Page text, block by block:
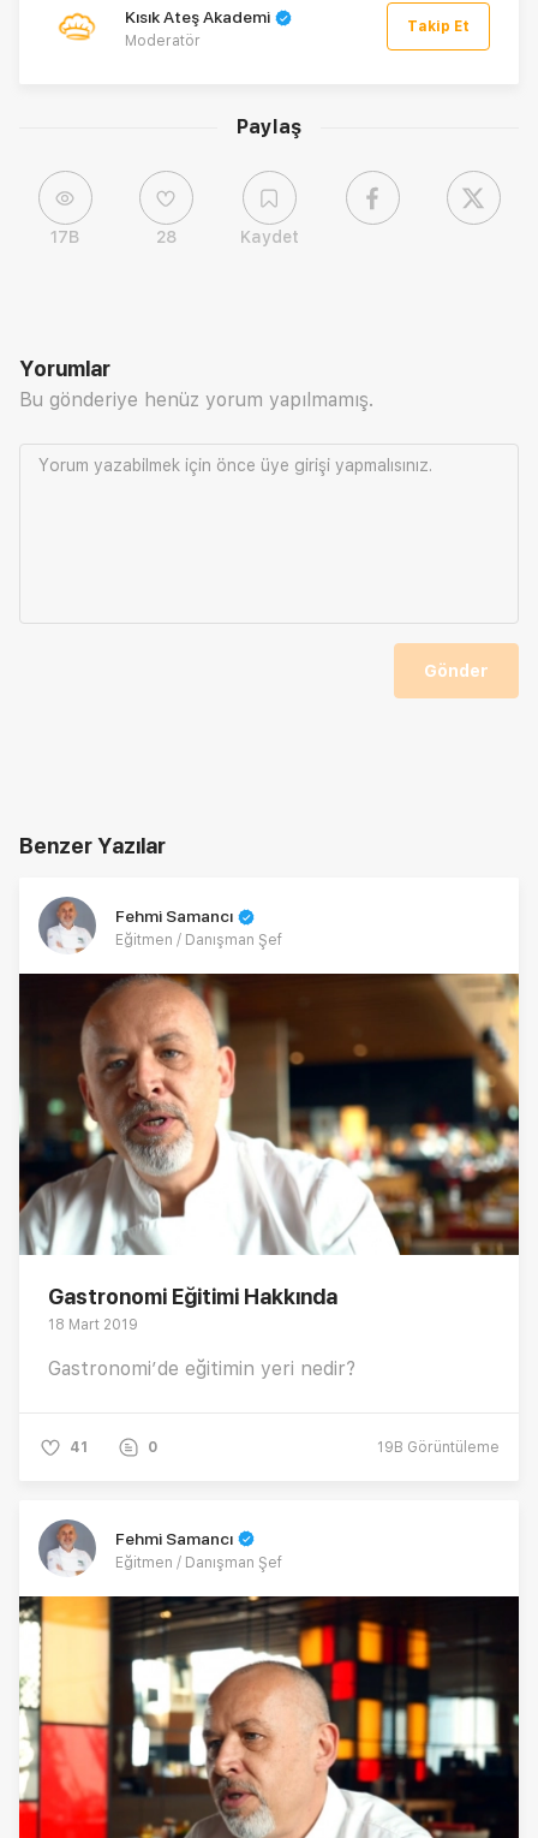
Paylaş
17B 28 Kaydet
Kısık Ateş Akademi
Moderatör
Takip Et
Yorumlar
Bu gönderiye henüz yorum yapılmamış.
Yorum yazabilmek için önce üye girişi yapmalısınız.
Gönder
Benzer Yazılar
Fehmi Samancı
Eğitmen / Danışman Şef
Gastronomi Eğitimi Hakkında
18 Mart 2019
Gastronomi’de eğitimin yeri nedir?
41 0 19B Görüntüleme
Fehmi Samancı
Eğitmen / Danışman Şef